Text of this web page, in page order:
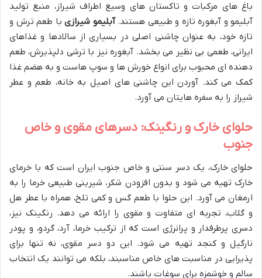
باغ های مرکبات و تاکستان های وسیع اطراف شیراز، منبع تولید
آبلیمو و آبغوره تازه و طبیعی هستند.آبلیمو شیرازی با طعم ترش و
تازه خود، به عنوان چاشنی اصلی در بسیاری از سالادها و غذاهای
ایرانی، طعمی بی نظیر می بخشد. آبغوره نیز با ترشی دلپذیرش، طعم
دهنده ای محبوب برای انواع خورش ها و سوپ هاست و به هضم غذا
کمک می کند. آوردن این چاشنی های اصیل به خانه، طعم و عطر
شیراز را به سفره هایتان می آورد.
حلوای خارک و رنگینک: دسرهای مقوی و خاص
جنوب
حلوای خارک، یک دسر سنتی و خاص جنوب ایران است که با خرمای
خارک تهیه می شود و بدون افزودن شکر، شیرینی طبیعی خرما را به
ارمغان می آورد. این حلوا با طعم گس و کمی تلخ، همراه با عطر هل
و گلاب، تجربه ای متفاوت و مقوی را ارائه می دهد. رنگینک نیز،
دسری پرطرفدار و پرانرژی است که از ترکیب خرما، آرد، گردو، و پودر
نارگیل و کنجد تهیه می شود. این دو دسر مقوی، نه تنها برای
پذیرایی در مناسبت های خاص مناسبند، بلکه می توانند یک انتخاب
سالم و خوشمزه برای سوغات باشند.